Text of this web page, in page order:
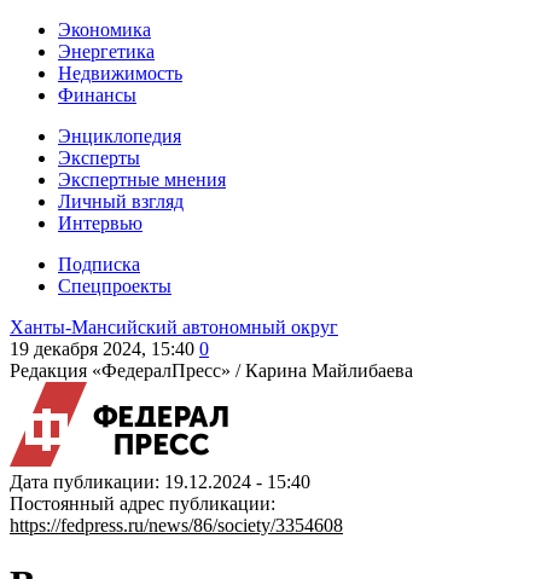
Экономика
Энергетика
Недвижимость
Финансы
Энциклопедия
Эксперты
Экспертные мнения
Личный взгляд
Интервью
Подписка
Спецпроекты
Ханты-Мансийский автономный округ
19 декабря 2024, 15:40 0
Редакция «ФедералПресс» /Карина Майлибаева
Дата публикации: 19.12.2024 - 15:40
Постоянный адрес публикации:
https://fedpress.ru/news/86/society/3354608